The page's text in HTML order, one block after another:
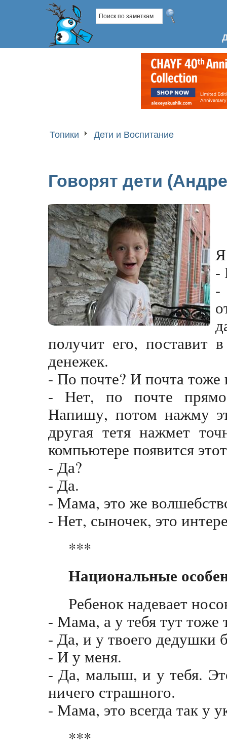
Топики Дети и Воспитание
Говорят дети
-
-
получит его, поставит
денежек.
- По почте? И почта тоже
- Нет, по почте
Напишу, потом нажму
другая тетя нажмет
компьютере появится
- Да?
- Да.
- Мама, это же
- Нет, сыночек, это
***
Национальные
Ребенок надевает
- Мама, а у тебя тут тоже
- Да, и у твоего дедушки
- И у меня.
- Да, малыш, и у тебя.
ничего страшного.
- Мама, это всегда так у
***